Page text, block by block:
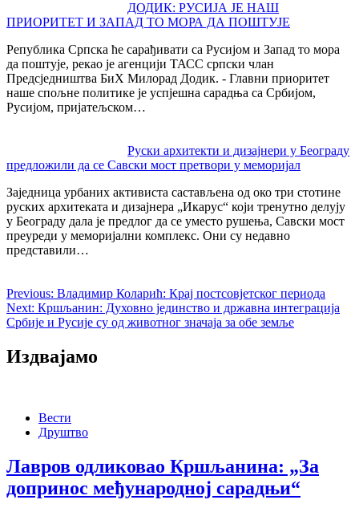
ДОДИК: РУСИЈА ЈЕ НАШ
ПРИОРИТЕТ И ЗАПАД ТО МОРА ДА ПОШТУЈЕ
Република Српска ће сарађивати са Русијом и Запад то мора
да поштује, рекао је агенцији ТАСС српски члан
Предсједништва БиХ Милорад Додик. - Главни приоритет
наше спољне политике је успјешна сарадња са Србијом,
Русијом, пријатељском…
Руски архитекти и дизајнери у Београду
предложили да се Савски мост претвори у меморијал
Заједница урбаних активиста састављена од око три стотине
руских архитеката и дизајнера „Икарус“ који тренутно делују
у Београду дала је предлог да се уместо рушења, Савски мост
преуреди у меморијални комплекс. Они су недавно
представили…
Previous: Владимир Коларић: Крај постсовјетског периода
Next: Кршљанин: Духовно јединство и државна интеграција
Србије и Русије су од животног значаја за обе земље
Издвајамо
Вести
Друштво
Лавров одликовао Кршљанина: „За
допринос међународној сарадњи“